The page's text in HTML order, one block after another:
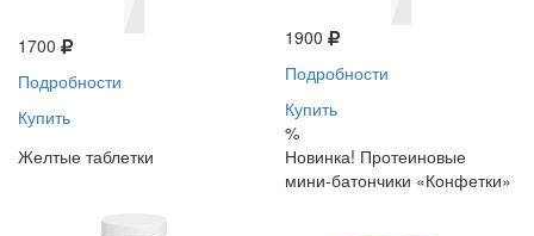
1700
Подробности
Купить
1900
Подробности
Купить
%
Желтые таблетки
Новинка! Протеиновые
мини-батончики «Конфетки»